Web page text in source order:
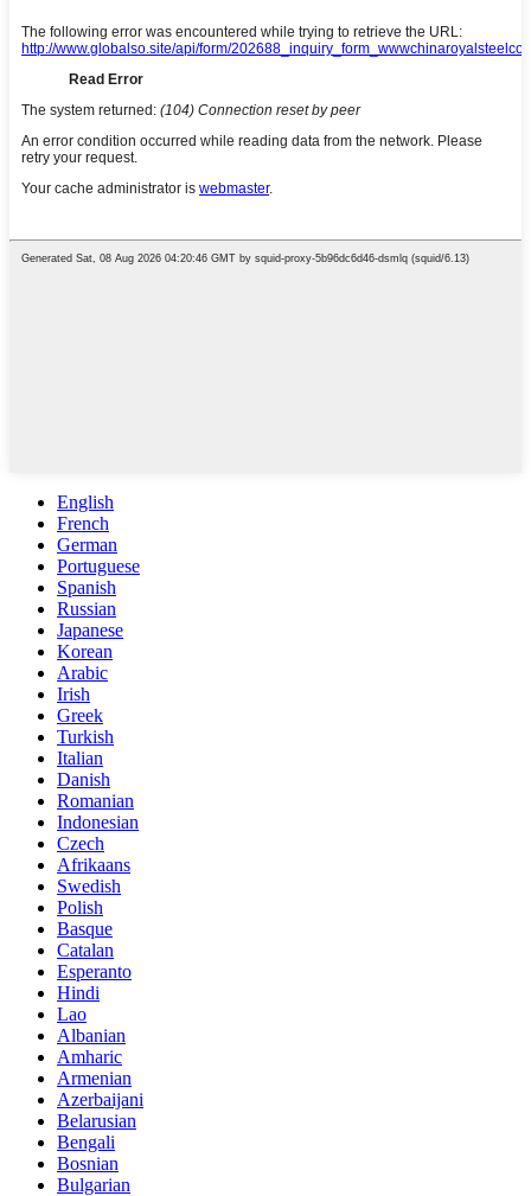
English
French
German
Portuguese
Spanish
Russian
Japanese
Korean
Arabic
Irish
Greek
Turkish
Italian
Danish
Romanian
Indonesian
Czech
Afrikaans
Swedish
Polish
Basque
Catalan
Esperanto
Hindi
Lao
Albanian
Amharic
Armenian
Azerbaijani
Belarusian
Bengali
Bosnian
Bulgarian